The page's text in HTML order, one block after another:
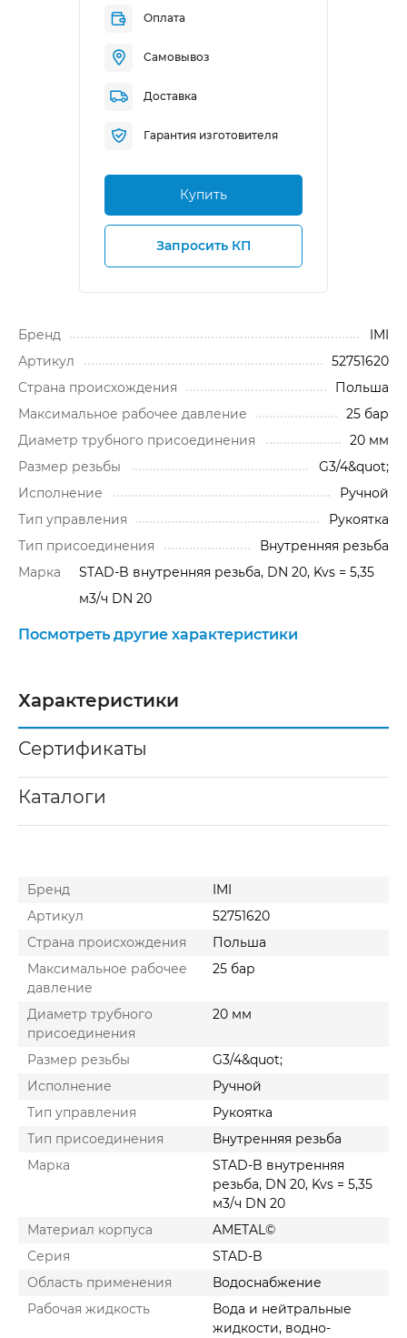
Бренд
IMI
Артикул
52751620
Cтрана происхождения
Польша
Максимальное рабочее давление
25 бар
Диаметр трубного присоединения
20 мм
Размер резьбы
G3/4&quot;
Исполнение
Ручной
Тип управления
Рукоятка
Тип присоединения
Внутренняя резьба
Марка
STAD-B внутренняя резьба, DN 20, Kvs = 5,35
м3/ч DN 20
Посмотреть другие характеристики
Оплата
Самовывоз
Доставка
Гарантия изготовителя
Купить
Запросить КП
Характеристики
Сертификаты
Каталоги
Бренд
IMI
Артикул
52751620
Cтрана происхождения
Польша
Максимальное рабочее
давление
25 бар
Диаметр трубного
присоединения
20 мм
Размер резьбы
G3/4&quot;
Исполнение
Ручной
Тип управления
Рукоятка
Тип присоединения
Внутренняя резьба
Марка
STAD-B внутренняя
резьба, DN 20, Kvs = 5,35
м3/ч DN 20
Материал корпуса
AMETAL©
Серия
STAD-B
Область применения
Водоснабжение
Рабочая жидкость
Вода и нейтральные
жидкости, водно-